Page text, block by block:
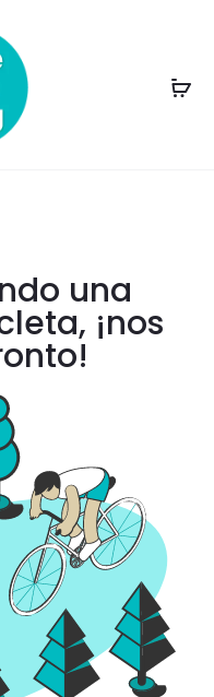
una
¡nos